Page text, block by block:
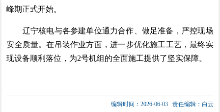
峰期正式开始。
辽宁核电与各参建单位通力合作、做足准备，严控现场
安全质量。在吊装作业方面，进一步优化施工工艺，最终实
现设备顺利落位，为2号机组的全面施工提供了坚实保障。
编辑时间：2026-06-03 责任编辑：白云